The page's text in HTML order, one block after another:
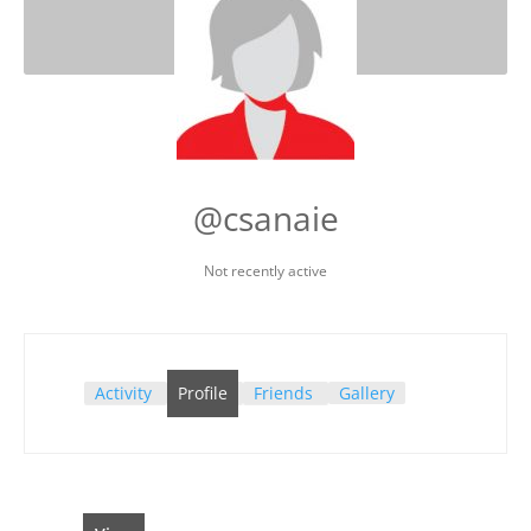
@csanaie
Not recently active
Activity Profile Friends Gallery